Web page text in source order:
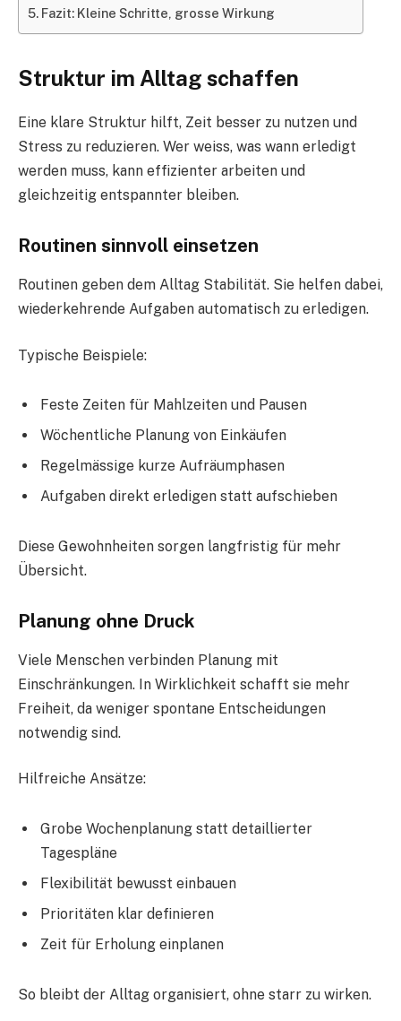
Fazit: Kleine Schritte, grosse Wirkung
Struktur im Alltag schaffen
Eine klare Struktur hilft, Zeit besser zu nutzen und
Stress zu reduzieren. Wer weiss, was wann erledigt
werden muss, kann effizienter arbeiten und
gleichzeitig entspannter bleiben.
Routinen sinnvoll einsetzen
Routinen geben dem Alltag Stabilität. Sie helfen dabei,
wiederkehrende Aufgaben automatisch zu erledigen.
Typische Beispiele:
Feste Zeiten für Mahlzeiten und Pausen
Wöchentliche Planung von Einkäufen
Regelmässige kurze Aufräumphasen
Aufgaben direkt erledigen statt aufschieben
Diese Gewohnheiten sorgen langfristig für mehr
Übersicht.
Planung ohne Druck
Viele Menschen verbinden Planung mit
Einschränkungen. In Wirklichkeit schafft sie mehr
Freiheit, da weniger spontane Entscheidungen
notwendig sind.
Hilfreiche Ansätze:
Grobe Wochenplanung statt detaillierter
Tagespläne
Flexibilität bewusst einbauen
Prioritäten klar definieren
Zeit für Erholung einplanen
So bleibt der Alltag organisiert, ohne starr zu wirken.